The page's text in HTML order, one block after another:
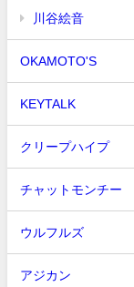
川谷絵音
OKAMOTO'S
KEYTALK
クリープハイプ
チャットモンチー
ウルフルズ
アジカン